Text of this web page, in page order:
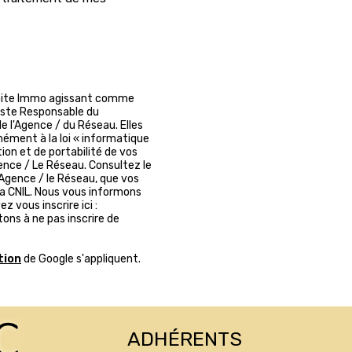
Immo agissant comme
Responsable du
/ du Réseau. Elles
à la loi « informatique
et de portabilité de vos
/ Le Réseau. Consultez le
/ le Réseau, que vos
Nous vous informons
vous inscrire ici :
à ne pas inscrire de
de Google s'appliquent.
ADHÉRENTS